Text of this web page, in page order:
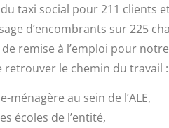
taxi social pour 211 clients
d’encombrants sur 225
remise à l’emploi pour
retrouver le chemin du travail :
au sein de l’ALE,
écoles de l’entité,